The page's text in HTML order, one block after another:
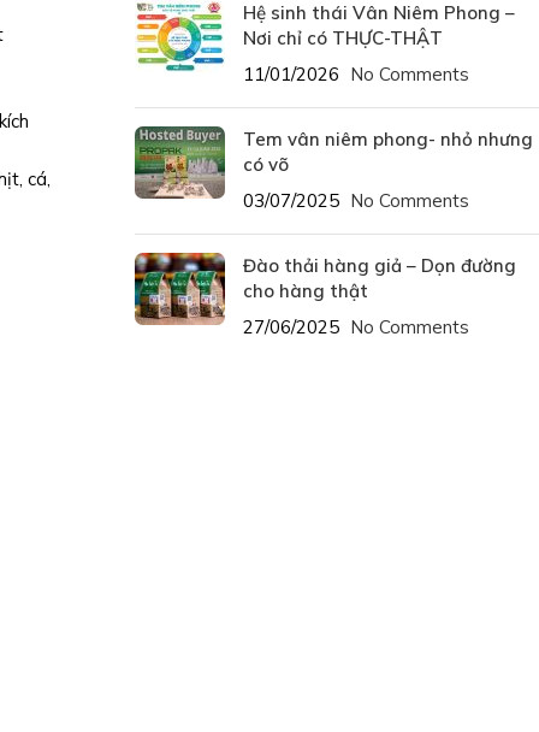
cá,
Hệ sinh thái Vân Niêm Phong –
Nơi chỉ có THỰC-THẬT
11/01/2026 No Comments
Tem vân niêm phong- nhỏ nhưng
có võ
03/07/2025 No Comments
Đào thải hàng giả – Dọn đường
cho hàng thật
27/06/2025 No Comments